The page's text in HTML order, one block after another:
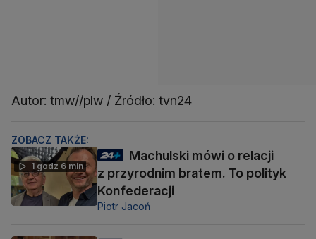
Autor: tmw//plw / Źródło: tvn24
ZOBACZ TAKŻE:
1 godz 6 min
Machulski mówi o relacji
z przyrodnim bratem. To polityk
Konfederacji
Piotr Jacoń